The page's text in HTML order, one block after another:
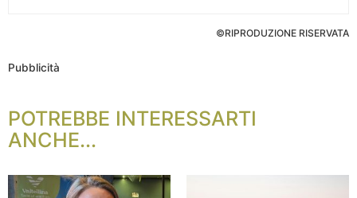
©RIPRODUZIONE RISERVATA
Pubblicità
POTREBBE INTERESSARTI
ANCHE...